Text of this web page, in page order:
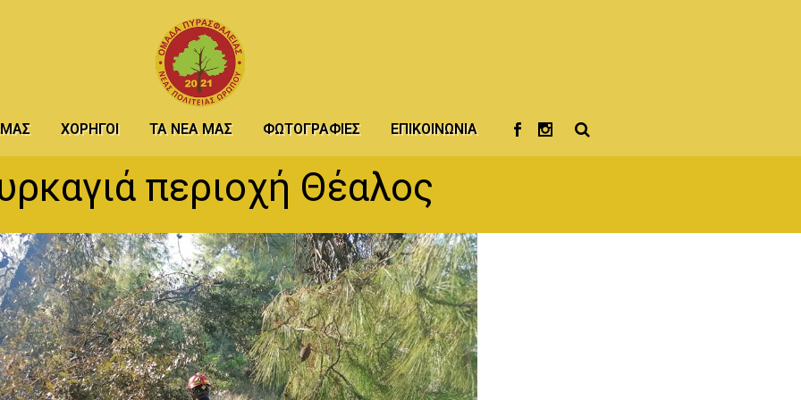
ΧΟΡΗΓΟΊ ΤΑ ΝΈΑ ΜΑΣ ΦΩΤΟΓΡΑΦΊΕΣ ΕΠΙΚΟΙΝΩΝΊΑ
περιοχή Θέαλος